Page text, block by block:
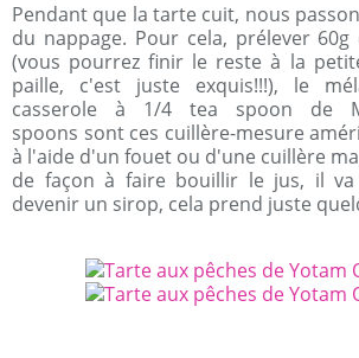
Pendant que la tarte cuit, nous
du nappage. Pour cela, prélever
(vous pourrez finir le reste à la
paille, c'est juste exquis!!!), le
casserole à 1/4 tea spoon de
spoons sont ces cuillère-mesure
à l'aide d'un fouet ou d'une cuillère
de façon à faire bouillir le jus, il
devenir un sirop, cela prend juste